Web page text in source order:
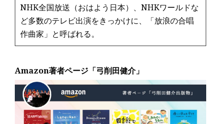
NHK全国放送（おはよう日本）、NHKワールドな
ど多数のテレビ出演をきっかけに、「放浪の合唱
作曲家」と呼ばれる。
Amazon著者ページ「弓削田健介」